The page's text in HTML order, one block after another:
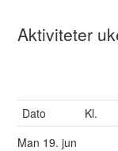
Aktiviteter
Dato Kl.
Man 19. jun